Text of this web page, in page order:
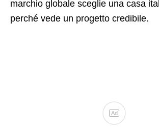
marchio globale sceglie una casa
perché vede un progetto credibile.
Ad